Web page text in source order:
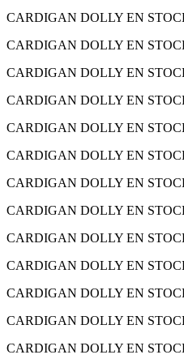
CARDIGAN DOLLY EN
CARDIGAN DOLLY EN
CARDIGAN DOLLY EN
CARDIGAN DOLLY EN
CARDIGAN DOLLY EN
CARDIGAN DOLLY EN
CARDIGAN DOLLY EN
CARDIGAN DOLLY EN
CARDIGAN DOLLY EN
CARDIGAN DOLLY EN
CARDIGAN DOLLY EN
CARDIGAN DOLLY EN
CARDIGAN DOLLY EN